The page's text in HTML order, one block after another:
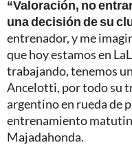
“Valoración, no
una decisión de su
entrenador, y me
que hoy estamos en
trabajando, tenemos
Ancelotti, por todo su
argentino en rueda de
entrenamiento
Majadahonda.